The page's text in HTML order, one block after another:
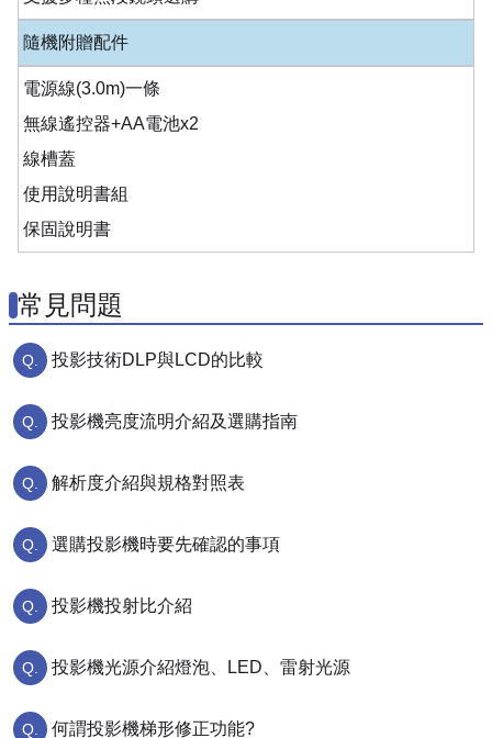
隨機附贈配件
電源線(3.0m)一條
無線遙控器+AA電池x2
線槽蓋
使用說明書組
保固說明書
常見問題
投影技術DLP與LCD的比較
投影機亮度流明介紹及選購指南
解析度介紹與規格對照表
選購投影機時要先確認的事項
投影機投射比介紹
投影機光源介紹燈泡、LED、雷射光源
何謂投影機梯形修正功能?